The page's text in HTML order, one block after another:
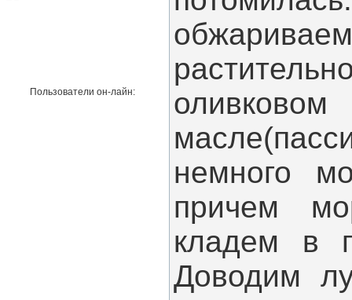
Пользователи он-лайн:
оливковом
немного
причем
кладем в
Доводим